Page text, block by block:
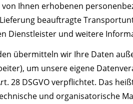
Ihnen erhobenen
beauftragte
Dienstleister und weitere
übermitteln wir Ihre Daten
um unsere eigene
28 DSGVO verpflichtet. Das
und organisatorische